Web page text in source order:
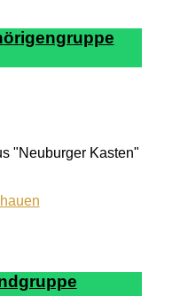
"Neuburger Kasten"